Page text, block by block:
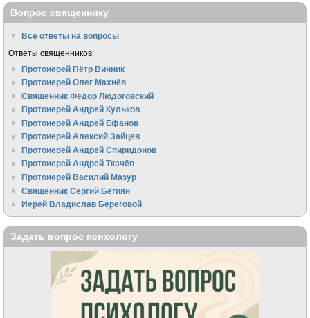
Вопрос священнику
Все ответы на вопросы
Ответы священников:
Протоиерей Пётр Винник
Протоиерей Олег Махнёв
Священник Федор Людоговский
Протоиерей Андрей Кульков
Протоиерей Андрей Ефанов
Протоиерей Алексий Зайцев
Протоиерей Андрей Спиридонов
Протоиерей Андрей Ткачёв
Протоиерей Василий Мазур
Священник Сергий Бегиян
Иерей Владислав Береговой
Задать вопрос психологу